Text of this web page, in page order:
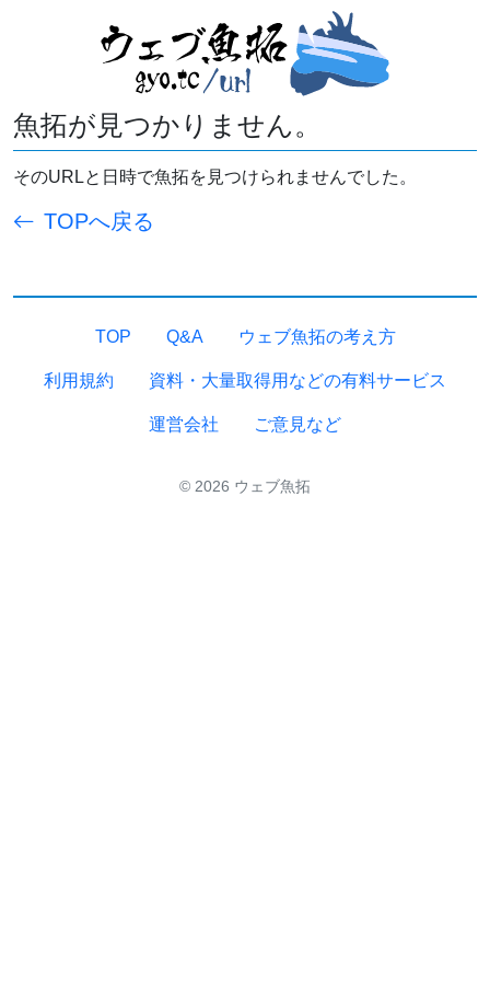
魚拓が見つかりません。
そのURLと日時で魚拓を見つけられませんでした。
TOPへ戻る
TOP Q&A ウェブ魚拓の考え方
利用規約 資料・大量取得用などの有料サービス
運営会社 ご意見など
© 2026 ウェブ魚拓